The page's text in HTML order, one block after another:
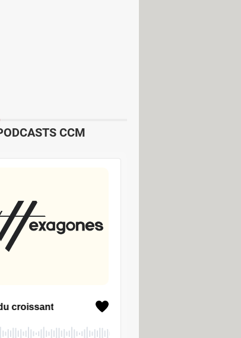
peut ajouter des filtres
résultantes. Il est en
de traitement. Celle-ci
CCM